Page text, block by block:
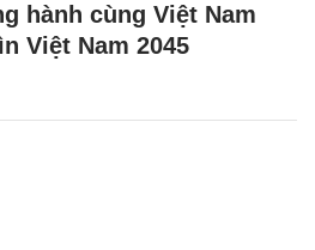
hành cùng Việt Nam
Việt Nam 2045